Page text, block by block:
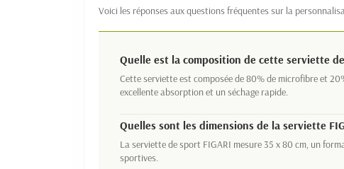
Voici les réponses aux questions fréquentes sur la
Quelle est la composition de cette serviette
Cette serviette est composée de 80% de microfibre et
excellente absorption et un séchage rapide.
Quelles sont les dimensions de la serviette
La serviette de sport FIGARI mesure 35 x 80 cm, un
sportives.